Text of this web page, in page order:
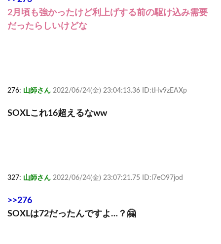
2月頃も強かったけど利上げする前の駆け込み需要
だったらしいけどな
276: 山師さん 2022/06/24(金) 23:04:13.36 ID:tHv9zEAXp
SOXLこれ16超えるなww
327: 山師さん 2022/06/24(金) 23:07:21.75 ID:l7eO97jod
>>276
SOXLは72だったんですよ…？🤗